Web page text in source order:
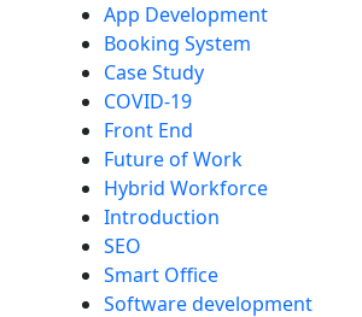
App Development
Booking System
Case Study
COVID-19
Front End
Future of Work
Hybrid Workforce
Introduction
SEO
Smart Office
Software development